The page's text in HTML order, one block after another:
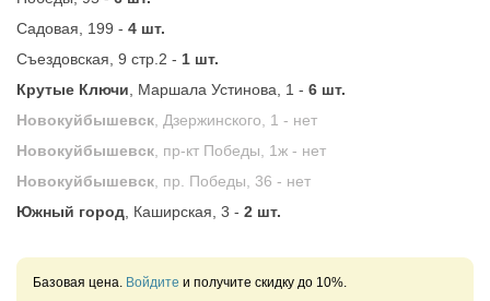
Садовая, 199 - 4 шт.
Съездовская, 9 стр.2 - 1 шт.
Крутые Ключи , Маршала Устинова, 1 - 6 шт.
Новокуйбышевск , Дзержинского, 1 - нет
Новокуйбышевск , пр-кт Победы, 1ж - нет
Новокуйбышевск , пр. Победы, 36 - нет
Южный город , Каширская, 3 - 2 шт.
Базовая цена. Войдите и получите скидку до 10%.